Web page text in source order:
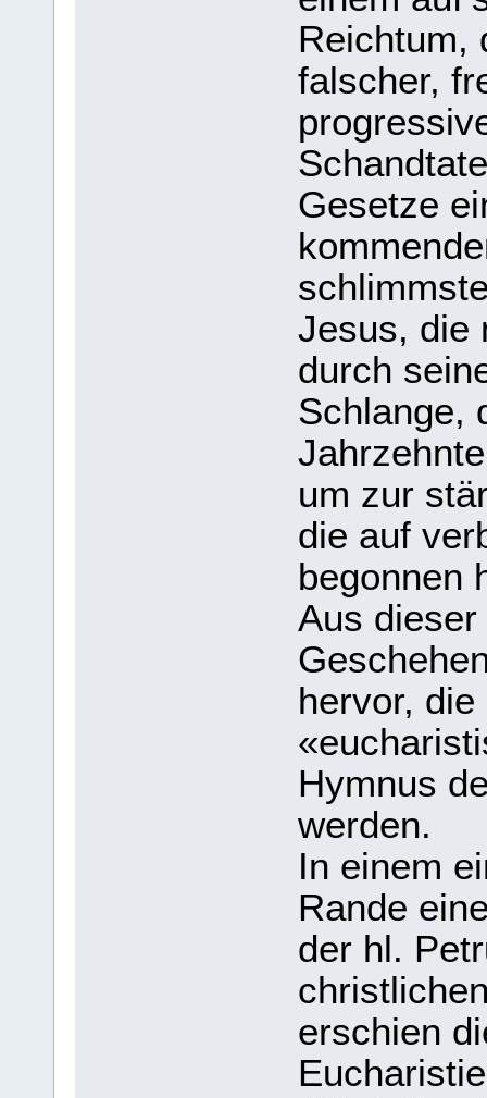
Reichtum,
falscher,
Gesetze
Jesus, die
durch
Schlange,
um zur
die auf
begonnen
Aus
hervor,
Hymnus
werden.
In einem
Rande
der hl.
erschien